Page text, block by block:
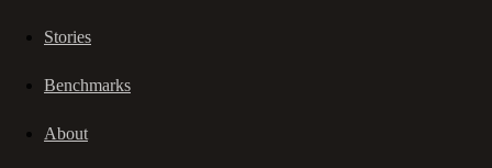
Stories
Benchmarks
About